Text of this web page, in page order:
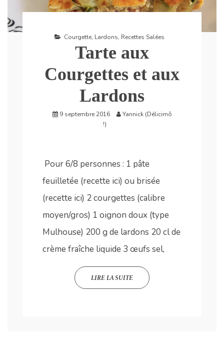
Courgette, Lardons, Recettes Salées
Tarte aux
Courgettes et aux
Lardons
9 septembre 2016
Yannick (Délicimô
!)
Pour 6/8 personnes : 1 pâte
feuilletée (recette ici) ou brisée
(recette ici) 2 courgettes (calibre
moyen/gros) 1 oignon doux (type
Mulhouse) 200 g de lardons 20 cl de
crème fraîche liquide 3 œufs sel,
LIRE LA SUITE